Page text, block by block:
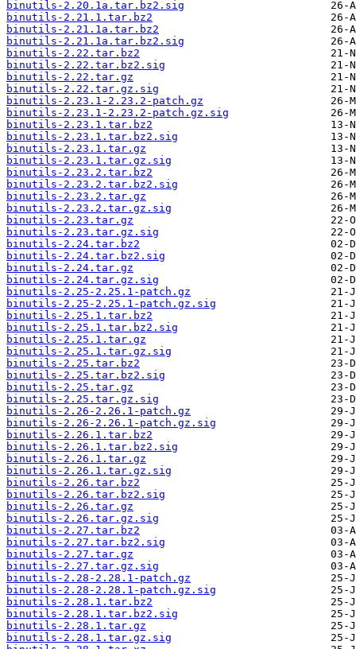
binutils-2.20.1a.tar.bz2.sig
binutils-2.21.1.tar.bz2
binutils-2.21.1a.tar.bz2
binutils-2.21.1a.tar.bz2.sig
binutils-2.22.tar.bz2
binutils-2.22.tar.bz2.sig
binutils-2.22.tar.gz
binutils-2.22.tar.gz.sig
binutils-2.23.1-2.23.2-patch.gz
binutils-2.23.1-2.23.2-patch.gz.sig
binutils-2.23.1.tar.bz2
binutils-2.23.1.tar.bz2.sig
binutils-2.23.1.tar.gz
binutils-2.23.1.tar.gz.sig
binutils-2.23.2.tar.bz2
binutils-2.23.2.tar.bz2.sig
binutils-2.23.2.tar.gz
binutils-2.23.2.tar.gz.sig
binutils-2.23.tar.gz
binutils-2.23.tar.gz.sig
binutils-2.24.tar.bz2
binutils-2.24.tar.bz2.sig
binutils-2.24.tar.gz
binutils-2.24.tar.gz.sig
binutils-2.25-2.25.1-patch.gz
binutils-2.25-2.25.1-patch.gz.sig
binutils-2.25.1.tar.bz2
binutils-2.25.1.tar.bz2.sig
binutils-2.25.1.tar.gz
binutils-2.25.1.tar.gz.sig
binutils-2.25.tar.bz2
binutils-2.25.tar.bz2.sig
binutils-2.25.tar.gz
binutils-2.25.tar.gz.sig
binutils-2.26-2.26.1-patch.gz
binutils-2.26-2.26.1-patch.gz.sig
binutils-2.26.1.tar.bz2
binutils-2.26.1.tar.bz2.sig
binutils-2.26.1.tar.gz
binutils-2.26.1.tar.gz.sig
binutils-2.26.tar.bz2
binutils-2.26.tar.bz2.sig
binutils-2.26.tar.gz
binutils-2.26.tar.gz.sig
binutils-2.27.tar.bz2
binutils-2.27.tar.bz2.sig
binutils-2.27.tar.gz
binutils-2.27.tar.gz.sig
binutils-2.28-2.28.1-patch.gz
binutils-2.28-2.28.1-patch.gz.sig
binutils-2.28.1.tar.bz2
binutils-2.28.1.tar.bz2.sig
binutils-2.28.1.tar.gz
binutils-2.28.1.tar.gz.sig